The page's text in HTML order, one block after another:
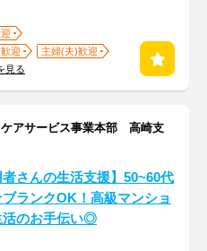
迎
主婦(夫)歓迎
見る
アサービス事業本部 高崎支
者さんの生活支援】50~60代
ランクOK！高級マンショ
活のお手伝い◎